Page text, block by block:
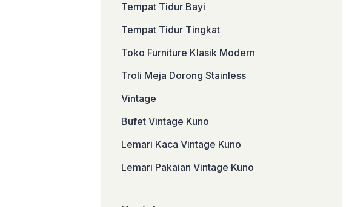
Tempat Tidur Bayi
Tempat Tidur Tingkat
Toko Furniture Klasik Modern
Troli Meja Dorong Stainless
Vintage
Bufet Vintage Kuno
Lemari Kaca Vintage Kuno
Lemari Pakaian Vintage Kuno